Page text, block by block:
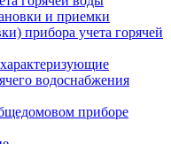
и приемки
прибора учета горячей
водоснабжения
приборе